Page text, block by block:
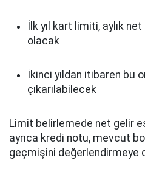
İlk yıl kart limiti, aylık
olacak
İkinci yıldan itibaren bu
çıkarılabilecek
Limit belirlemede net gelir
ayrıca kredi notu, mevcut
geçmişini değerlendirmeye